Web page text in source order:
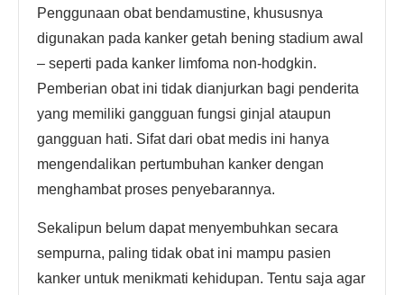
Penggunaan obat bendamustine, khususnya
digunakan pada kanker getah bening stadium awal
– seperti pada kanker limfoma non-hodgkin.
Pemberian obat ini tidak dianjurkan bagi penderita
yang memiliki gangguan fungsi ginjal ataupun
gangguan hati. Sifat dari obat medis ini hanya
mengendalikan pertumbuhan kanker dengan
menghambat proses penyebarannya.
Sekalipun belum dapat menyembuhkan secara
sempurna, paling tidak obat ini mampu pasien
kanker untuk menikmati kehidupan. Tentu saja agar